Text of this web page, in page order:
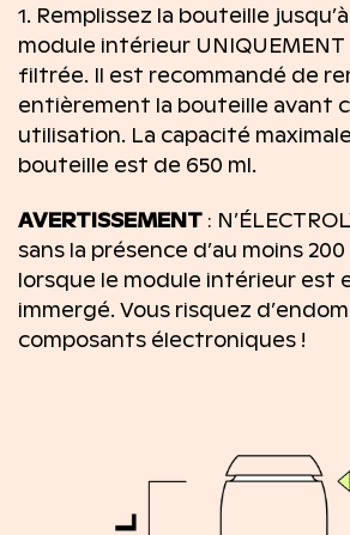
1. Remplissez la bouteille
module intérieur UNIQUEMENT
filtrée. Il est recommandé de
entièrement la bouteille avant
utilisation. La capacité
bouteille est de 650 ml.
AVERTISSEMENT :
sans la présence d’au moins
lorsque le module intérieur est
immergé. Vous risquez
composants électroniques !